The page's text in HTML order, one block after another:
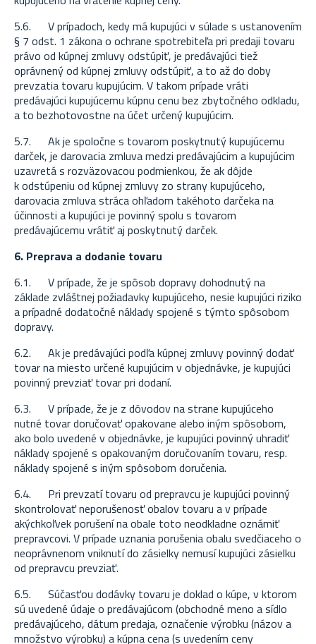
5.6. V prípadoch, kedy má kupujúci v súlade s ustanovením
§ 7 odst. 1 zákona o ochrane spotrebiteľa pri predaji tovaru
právo od kúpnej zmluvy odstúpiť, je predávajúci tiež
oprávnený od kúpnej zmluvy odstúpiť, a to až do doby
prevzatia tovaru kupujúcim. V takom prípade vráti
predávajúci kupujúcemu kúpnu cenu bez zbytočného odkladu,
a to bezhotovostne na účet určený kupujúcim.
5.7. Ak je spoločne s tovarom poskytnutý kupujúcemu
darček, je darovacia zmluva medzi predávajúcim a kupujúcim
uzavretá s rozväzovacou podmienkou, že ak dôjde
k odstúpeniu od kúpnej zmluvy zo strany kupujúceho,
darovacia zmluva stráca ohľadom takéhoto darčeka na
účinnosti a kupujúci je povinný spolu s tovarom
predávajúcemu vrátiť aj poskytnutý darček.
6. Preprava a dodanie tovaru
6.1. V prípade, že je spôsob dopravy dohodnutý na
základe zvláštnej požiadavky kupujúceho, nesie kupujúci riziko
a prípadné dodatočné náklady spojené s týmto spôsobom
dopravy.
6.2. Ak je predávajúci podľa kúpnej zmluvy povinný dodať
tovar na miesto určené kupujúcim v objednávke, je kupujúci
povinný prevziať tovar pri dodaní.
6.3. V prípade, že je z dôvodov na strane kupujúceho
nutné tovar doručovať opakovane alebo iným spôsobom,
ako bolo uvedené v objednávke, je kupujúci povinný uhradiť
náklady spojené s opakovaným doručovaním tovaru, resp.
náklady spojené s iným spôsobom doručenia.
6.4. Pri prevzatí tovaru od prepravcu je kupujúci povinný
skontrolovať neporušenosť obalov tovaru a v prípade
akýchkoľvek porušení na obale toto neodkladne oznámiť
prepravcovi. V prípade uznania porušenia obalu svedčiaceho o
neoprávnenom vniknutí do zásielky nemusí kupujúci zásielku
od prepravcu prevziať.
6.5. Súčasťou dodávky tovaru je doklad o kúpe, v ktorom
sú uvedené údaje o predávajúcom (obchodné meno a sídlo
predávajúceho, dátum predaja, označenie výrobku (názov a
množstvo výrobku) a kúpna cena (s uvedením ceny